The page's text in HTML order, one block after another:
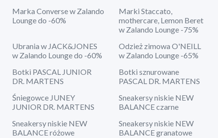
Marka Converse w Zalando
Lounge do -60%
Marki Staccato,
mothercare, Lemon Beret
w Zalando Lounge -75%
Ubrania w JACK&JONES
w Zalando Lounge do -60%
Odzież zimowa O'NEILL
w Zalando Lounge -65%
Botki PASCAL JUNIOR
DR. MARTENS
Botki sznurowane
PASCAL DR. MARTENS
Śniegowce JUNEY
JUNIOR DR. MARTENS
Sneakersy niskie NEW
BALANCE czarne
Sneakersy niskie NEW
BALANCE różowe
Sneakersy niskie NEW
BALANCE granatowe